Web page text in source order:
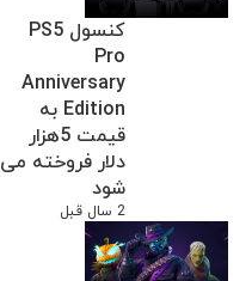
کنسول PS5
Pro
Anniversary
Edition به
قیمت 5هزار
دلار فروخته می
شود
2 سال قبل